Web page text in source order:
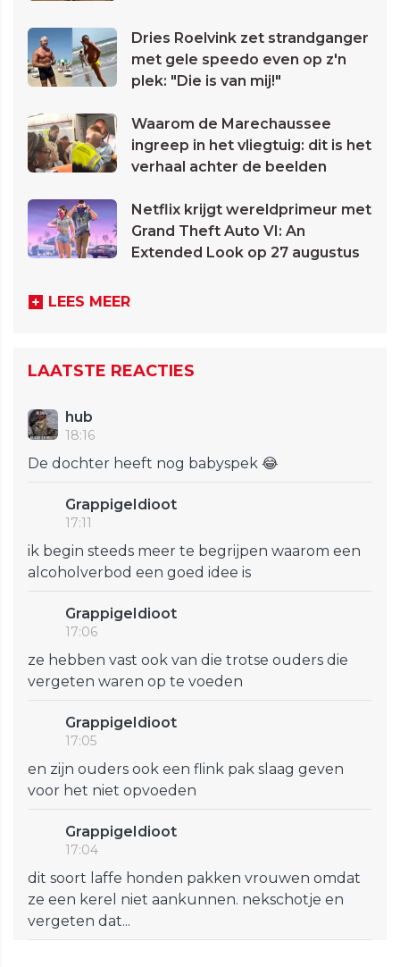
Dries Roelvink zet strandganger
met gele speedo even op z'n
plek: "Die is van mij!"
Waarom de Marechaussee
ingreep in het vliegtuig: dit is het
verhaal achter de beelden
Netflix krijgt wereldprimeur met
Grand Theft Auto VI: An
Extended Look op 27 augustus
LEES MEER
LAATSTE REACTIES
hub
18:16
De dochter heeft nog babyspek 😂
GrappigeIdioot
17:11
ik begin steeds meer te begrijpen waarom een
alcoholverbod een goed idee is
GrappigeIdioot
17:06
ze hebben vast ook van die trotse ouders die
vergeten waren op te voeden
GrappigeIdioot
17:05
en zijn ouders ook een flink pak slaag geven
voor het niet opvoeden
GrappigeIdioot
17:04
dit soort laffe honden pakken vrouwen omdat
ze een kerel niet aankunnen. nekschotje en
vergeten dat...